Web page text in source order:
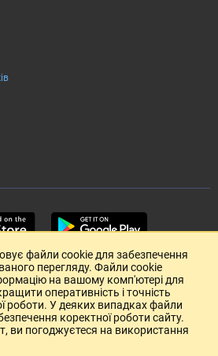
файли cookie для забезпечення
перегляду. Файли cookie
на вашому комп'ютері для
оперативність і точність
роботи. У деяких випадках файли
коректної роботи сайту.
ви погоджуєтеся на використання